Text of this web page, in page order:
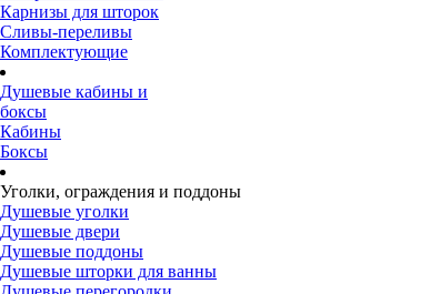
Карнизы для шторок
Сливы-переливы
Комплектующие
Душевые кабины и
боксы
Кабины
Боксы
Уголки, ограждения и поддоны
Душевые уголки
Душевые двери
Душевые поддоны
Душевые шторки для ванны